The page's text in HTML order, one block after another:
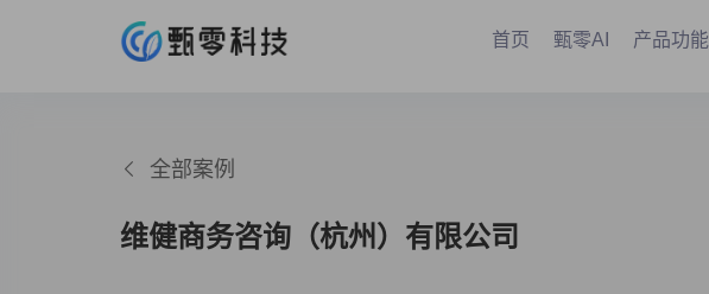
首页 甄零AI 产品功能
全部案例
维健商务咨询（杭州）有限公司